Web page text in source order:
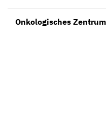
Onkologisches Zentrum